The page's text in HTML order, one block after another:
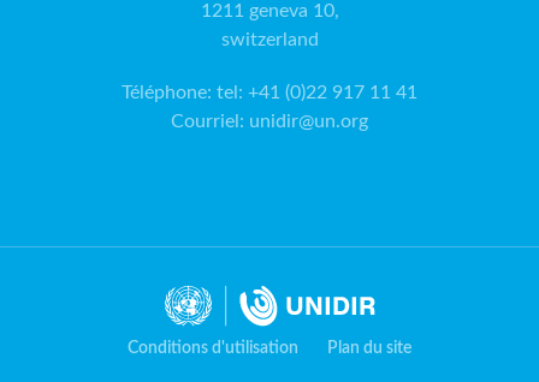
1211 geneva 10,
switzerland
Téléphone: tel: +41 (0)22 917 11 41
Courriel : unidir@un.org
Conditions d'utilisation Plan du site